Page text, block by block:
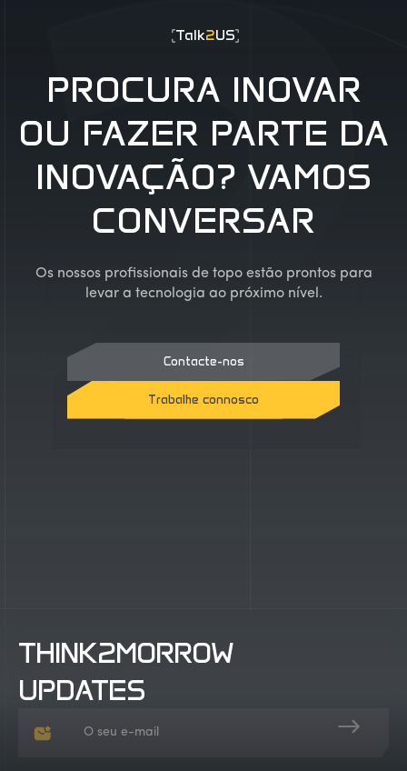
Talk2US
PROCURA INOVAR
OU FAZER PARTE DA
INOVAÇÃO? VAMOS
CONVERSAR
Os nossos profissionais de topo estão prontos para
levar a tecnologia ao próximo nível.
Contacte-nos
Contacte-nos
Trabalhe connosco
THINK2MORROW
UPDATES